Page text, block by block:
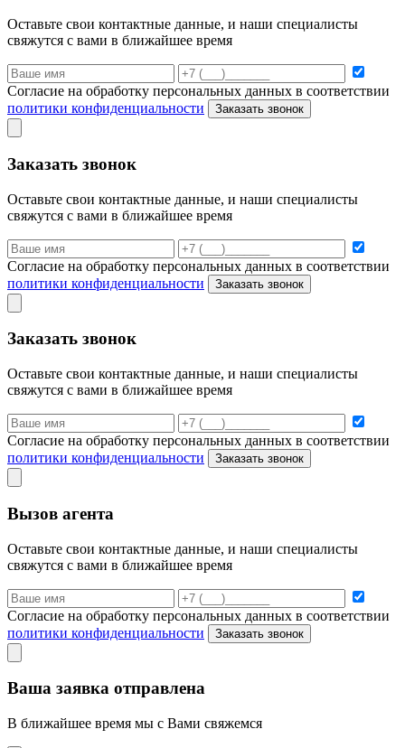
Оставьте свои контактные данные, и наши специалисты
свяжутся с вами в ближайшее время
Согласие на обработку персональных данных в соответствии
политики конфиденциальности
Заказать звонок
Заказать звонок
Оставьте свои контактные данные, и наши специалисты
свяжутся с вами в ближайшее время
Согласие на обработку персональных данных в соответствии
политики конфиденциальности
Заказать звонок
Заказать звонок
Оставьте свои контактные данные, и наши специалисты
свяжутся с вами в ближайшее время
Согласие на обработку персональных данных в соответствии
политики конфиденциальности
Заказать звонок
Вызов агента
Оставьте свои контактные данные, и наши специалисты
свяжутся с вами в ближайшее время
Согласие на обработку персональных данных в соответствии
политики конфиденциальности
Заказать звонок
Ваша заявка отправлена
В ближайшее время мы с Вами свяжемся